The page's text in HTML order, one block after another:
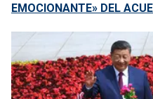
EMOCIONANTE» DEL